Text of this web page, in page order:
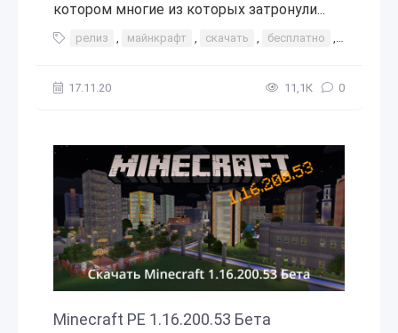
котором многие из которых затронули...
релиз , майнкрафт , скачать , бесплатно ,
17.11.20 11,1К 0
Minecraft PE 1.16.200.53 Бета